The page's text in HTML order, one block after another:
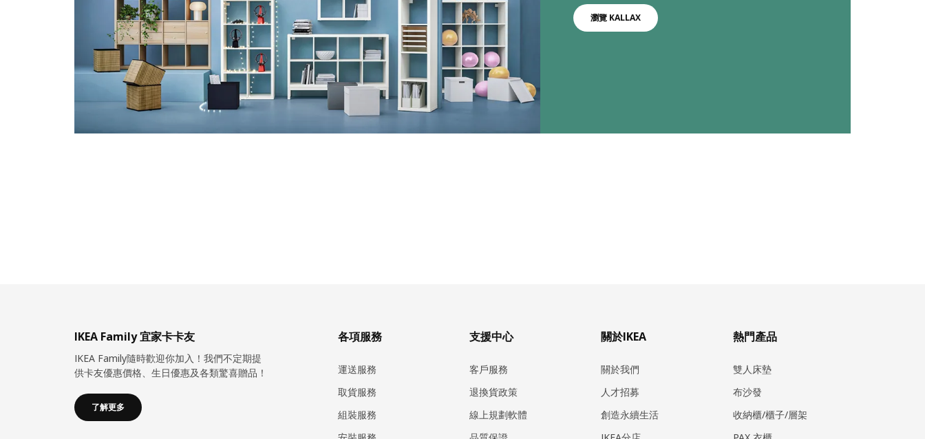
瀏覽 KALLAX
IKEA Family 宜家卡卡友
IKEA Family隨時歡迎你加入！我們不定期提
供卡友優惠價格、生日優惠及各類驚喜贈品！
了解更多
各項服務
運送服務
取貨服務
組裝服務
支援中心
客戶服務
退換貨政策
線上規劃軟體
關於IKEA
關於我們
人才招募
創造永續生活
熱門產品
雙人床墊
布沙發
收納櫃/櫃子/層架